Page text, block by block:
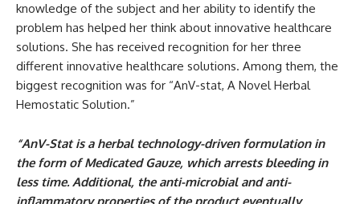
knowledge of the subject and her ability to identify the
problem has helped her think about innovative healthcare
solutions. She has received recognition for her three
different innovative healthcare solutions. Among them, the
biggest recognition was for “AnV-stat, A Novel Herbal
Hemostatic Solution.”
“AnV-Stat is a herbal technology-driven formulation in
the form of Medicated Gauze, which arrests bleeding in
less time. Additional, the anti-microbial and anti-